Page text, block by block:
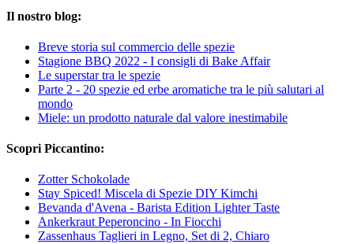
Il nostro blog:
Breve storia sul commercio delle spezie
Stagione BBQ 2022 - I consigli di Bake Affair
Le superstar tra le spezie
Parte 2 - 20 spezie ed erbe aromatiche tra le più salutari al
mondo
Miele: un prodotto naturale dal valore inestimabile
Scopri Piccantino:
Zotter Schokolade
Stay Spiced! Miscela di Spezie DIY Kimchi
Bevanda d'Avena - Barista Edition Lighter Taste
Ankerkraut Peperoncino - In Fiocchi
Zassenhaus Taglieri in Legno, Set di 2, Chiaro